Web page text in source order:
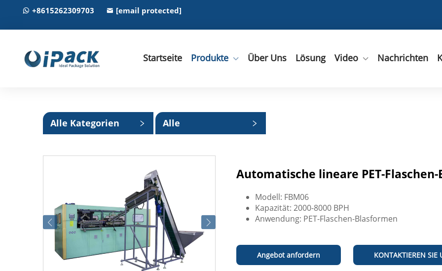
+8615262309703 [email protected]
Startseite Produkte Über Uns Lösung Video Nachrichten
Alle Kategorien
Alle
Automatische lineare PET-
Modell: FBM06
Kapazität: 2000-8000 BPH
Anwendung: PET-Flaschen-Blasformen
Angebot anfordern KONTAKTIEREN SIE